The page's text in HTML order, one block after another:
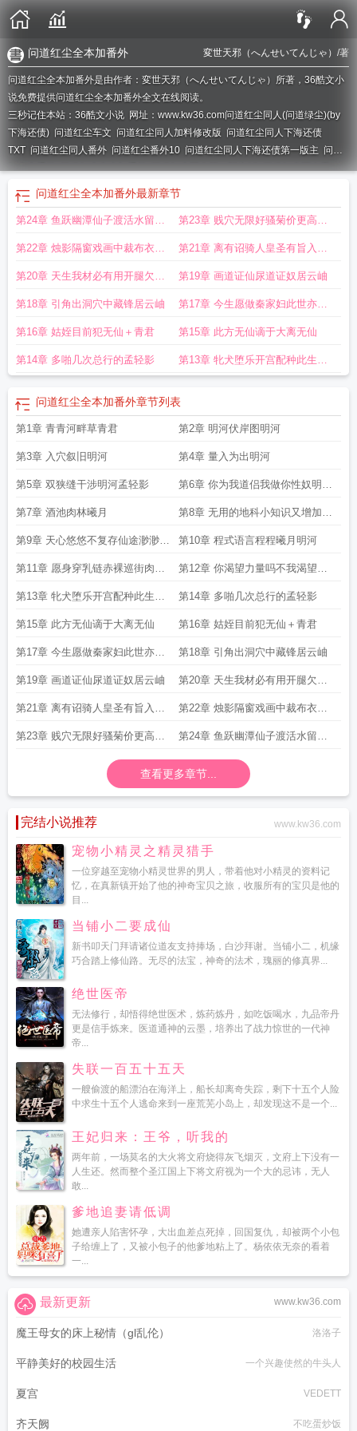
変世天邪（へんせいてんじゃ） /著
问道红尘全本加番外
问道红尘全本加番外是由作者：変世天邪（へんせいてんじゃ）所著，36酷文小
说免费提供问道红尘全本加番外全文在线阅读。
三秒记住本站：36酷文小说 网址：www.kw36.com问道红尘同人(问道绿尘)(by
下海还债) 问道红尘车文 问道红尘同人加料修改版 问道红尘同人下海还债
TXT 问道红尘同人番外 问道红尘番外10 问道红尘同人下海还债第一版主 问道
红尘含番外问道红尘全本加番外问道红尘同人第一版主15问道红尘同人天
问道红尘番外十 问道红尘同人人皇流苏
编 问道红尘同人番外16章内容介绍
红尘同人文问道红尘同人文黄改问道红尘补肉 问道红尘 番外篇问道红尘同人
(下海还债)问道红尘同人番外篇问道红尘同人第一版主 问道红尘同人7ko最新
版本更新内容分
问道红尘全本加番外最新章节
第24章 鱼跃幽潭仙子渡活水留得
蚌作依 安安
第23章 贱穴无限好骚菊价更高若
为奶香故两者皆可操 流苏
第22章 烛影隔窗戏画中裁布衣流
苏
第21章 离有诏骑人皇圣有旨入昭
阳青君无仙流苏
第20章 天生我材必有用开腿欠干
贱母狗居云岫
第19章 画道证仙尿道证奴居云岫
第18章 引角出洞穴中藏锋居云岫 第17章 今生愿做秦家妇此世亦为
秦家奴青君无仙
第16章 姑姪目前犯无仙＋青君 第15章 此方无仙谪于大离无仙
第14章 多啪几次总行的孟轻影 第13章 牝犬堕乐开宫配种此生为
河曦月程程夜翎
问道红尘全本加番外章节列表
第1章 青青河畔草青君 第2章 明河伏岸图明河
第3章 入穴叙旧明河 第4章 量入为出明河
第5章 双狭缝干涉明河孟轻影 第6章 你为我道侣我做你性奴明河
孟轻影
第7章 酒池肉林曦月 第8章 无用的地科小知识又增加了
曦月明河
第9章 天心悠悠不复存仙途渺渺仅
随君曦月明河
第10章 程式语言程程曦月明河
第11章 愿身穿乳链赤裸巡街肉穴
走绳跪伏为奴只为与君相伴曦月程
程明河
第12章 你渴望力量吗不我渴望肉
棒曦月明河程程夜翎
第13章 牝犬堕乐开宫配种此生为
性奴闲时作便器无一不极尽乐也明
河曦月程程夜翎
第14章 多啪几次总行的孟轻影
第15章 此方无仙谪于大离无仙 第16章 姑姪目前犯无仙＋青君
第17章 今生愿做秦家妇此世亦为
秦家奴青君无仙
第18章 引角出洞穴中藏锋居云岫
第19章 画道证仙尿道证奴居云岫 第20章 天生我材必有用开腿欠干
贱母狗居云岫
第21章 离有诏骑人皇圣有旨入昭
阳青君无仙流苏
第22章 烛影隔窗戏画中裁布衣流
苏
第23章 贱穴无限好骚菊价更高若
为奶香故两者皆可操 流苏
第24章 鱼跃幽潭仙子渡活水留得
蚌作依 安安
查看更多章节...
完结小说推荐 www.kw36.com
宠物小精灵之精灵猎手
一位穿越至宠物小精灵世界的男人，带着他对小精灵的资料记
忆，在真新镇开始了他的神奇宝贝之旅，收服所有的宝贝是他的
目...
当铺小二要成仙
新书叩天门拜请诸位道友支持捧场，白沙拜谢。当铺小二，机缘
巧合踏上修仙路。无尽的法宝，神奇的法术，瑰丽的修真界...
绝世医帝
无法修行，却悟得绝世医术，炼药炼丹，如吃饭喝水，九品帝丹
更是信手炼来。医道通神的云墨，培养出了战力惊世的一代神
帝...
失联一百五十五天
一艘偷渡的船漂泊在海洋上，船长却离奇失踪，剩下十五个人险
中求生十五个人逃命来到一座荒芜小岛上，却发现这不是一个...
王妃归来：王爷，听我的
两年前，一场莫名的大火将文府烧得灰飞烟灭，文府上下没有一
人生还。然而整个圣江国上下将文府视为一个大的忌讳，无人
敢...
爹地追妻请低调
她遭亲人陷害怀孕，大出血差点死掉，回国复仇，却被两个小包
子给缠上了，又被小包子的他爹地粘上了。杨依依无奈的看着
一...
www.kw36.com
最新更新
魔王母女的床上秘情（gl乱伦） 洛洛子
平静美好的校园生活 一个兴趣使然的牛头人
夏宫 VEDETT
齐天阙 不吃蛋炒饭